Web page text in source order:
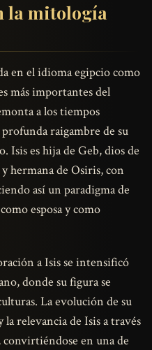
la mitología
en el idioma egipcio como
más importantes del
a los tiempos
raigambre de su
Isis es hija de Geb, dios de
hermana de Osiris, con
así un paradigma de
esposa y como
a Isis se intensificó
donde su figura se
La evolución de su
relevancia de Isis a través
convirtiéndose en una de